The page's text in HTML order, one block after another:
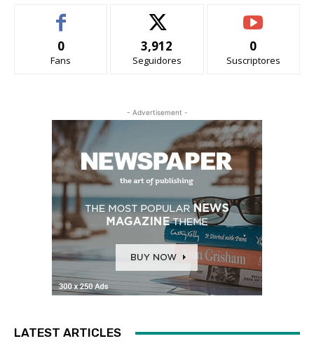
0
Fans
3,912
Seguidores
0
Suscriptores
- Advertisement -
LATEST ARTICLES